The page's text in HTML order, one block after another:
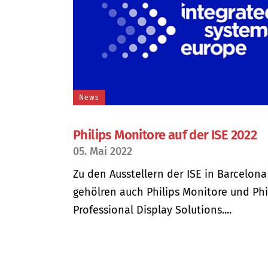
News
Philips Monitore auf der ISE 2022
05. Mai 2022
Zu den Ausstellern der ISE in Barcelona
gehölren auch Philips Monitore und
Professional Display Solutions....